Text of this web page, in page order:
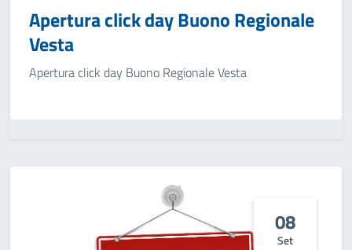
Apertura click day Buono Regionale
Vesta
Apertura click day Buono Regionale Vesta
08
Set